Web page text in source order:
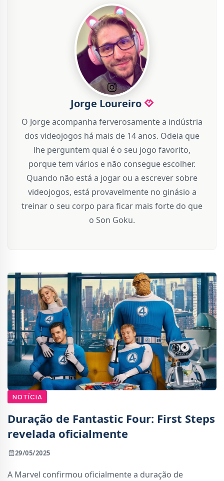
Jorge Loureiro
O Jorge acompanha ferverosamente a indústria
dos videojogos há mais de 14 anos. Odeia que
lhe perguntem qual é o seu jogo favorito,
porque tem vários e não consegue escolher.
Quando não está a jogar ou a escrever sobre
videojogos, está provavelmente no ginásio a
treinar o seu corpo para ficar mais forte do que
o Son Goku.
NOTÍCIA
Duração de Fantastic Four: First Steps
revelada oficialmente
29/05/2025
A Marvel confirmou oficialmente a duração de